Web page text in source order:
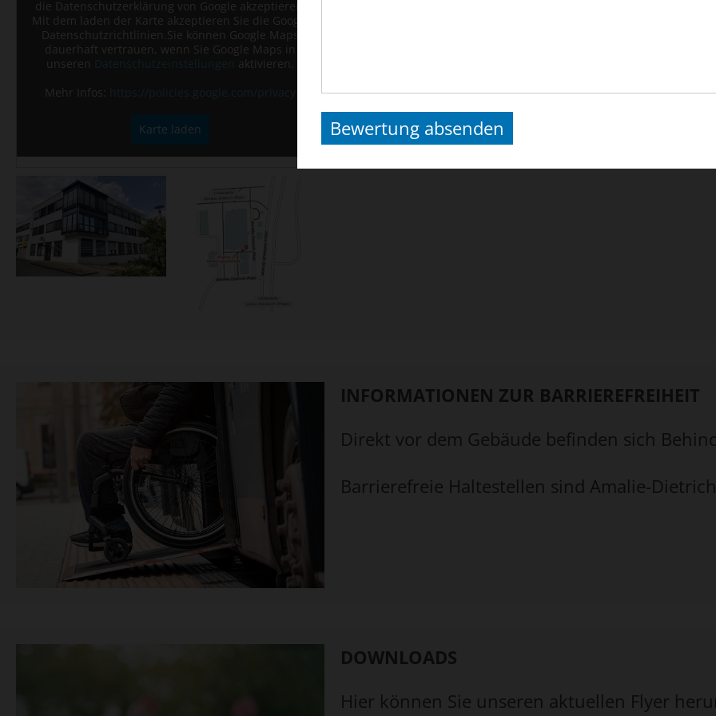
die Datenschutzerklärung von Google akzeptieren.
Mit dem laden der Karte akzeptieren Sie die Google
Datenschutzrichtlinien.Sie können Google Maps
dauerhaft vertrauen, wenn Sie Google Maps in
unseren
aktivieren.
Mehr Infos:
Karte laden
Linie 2 oder 7 bis
KARTE BEI GOOGLE ÖFFNEN
INFORMATIONEN ZUR BARRIEREFREIHEIT
Direkt vor dem Gebäude befinden sich
Barrierefreie Haltestellen sind Amalie-
DOWNLOADS
Hier können Sie unseren aktuellen Flyer
Bewertung absenden